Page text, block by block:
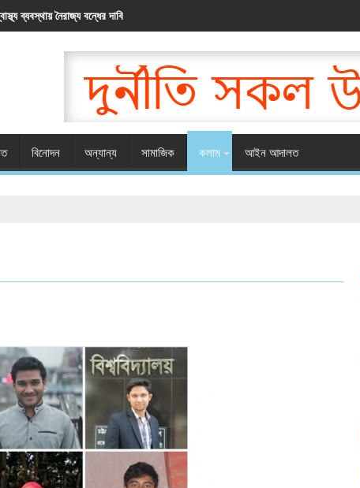
ব্যবস্থায় নৈরাজ্য বন্ধের দাবি
বিনোদন অন্যান্য সামাজিক কলাম আইন আদালত